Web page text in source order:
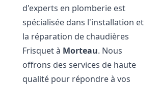
d'experts en plomberie est
spécialisée dans l'installation et
la réparation de chaudières
Frisquet à Morteau. Nous
offrons des services de haute
qualité pour répondre à vos